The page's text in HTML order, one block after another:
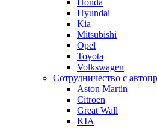
Honda
Hyundai
Kia
Mitsubishi
Opel
Toyota
Volkswagen
Сотрудничество с
Aston Martin
Citroen
Great Wall
KIA